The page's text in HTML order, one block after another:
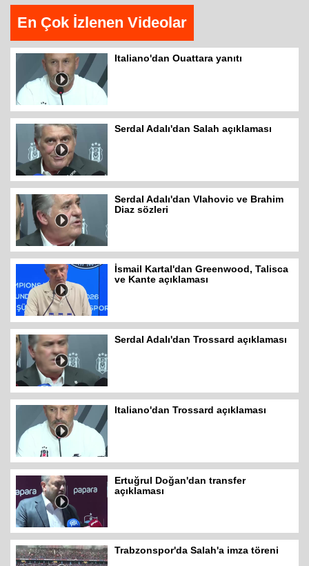
En Çok İzlenen Videolar
Italiano'dan Ouattara yanıtı
Serdal Adalı'dan Salah açıklaması
Serdal Adalı'dan Vlahovic ve Brahim
Diaz sözleri
İsmail Kartal'dan Greenwood, Talisca
ve Kante açıklaması
Serdal Adalı'dan Trossard açıklaması
Italiano'dan Trossard açıklaması
Ertuğrul Doğan'dan transfer
açıklaması
Trabzonspor'da Salah'a imza töreni